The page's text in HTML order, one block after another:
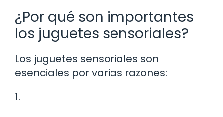
¿Por qué son importantes
los juguetes sensoriales?
Los juguetes sensoriales son
esenciales por varias razones:
1.